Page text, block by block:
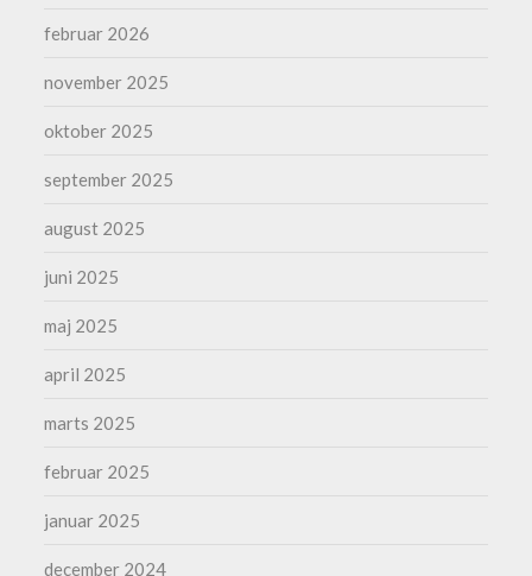
februar 2026
november 2025
oktober 2025
september 2025
august 2025
juni 2025
maj 2025
april 2025
marts 2025
februar 2025
januar 2025
december 2024